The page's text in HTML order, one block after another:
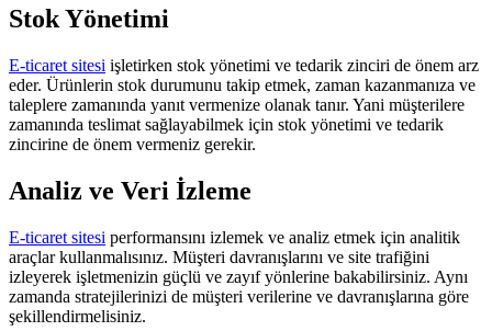
Stok Yönetimi
E-ticaret sitesi işletirken stok yönetimi ve tedarik zinciri de önem arz
eder. Ürünlerin stok durumunu takip etmek, zaman kazanmanıza ve
taleplere zamanında yanıt vermenize olanak tanır. Yani müşterilere
zamanında teslimat sağlayabilmek için stok yönetimi ve tedarik
zincirine de önem vermeniz gerekir.
Analiz ve Veri İzleme
E-ticaret sitesi performansını izlemek ve analiz etmek için analitik
araçlar kullanmalısınız. Müşteri davranışlarını ve site trafiğini
izleyerek işletmenizin güçlü ve zayıf yönlerine bakabilirsiniz. Aynı
zamanda stratejilerinizi de müşteri verilerine ve davranışlarına göre
şekillendirmelisiniz.